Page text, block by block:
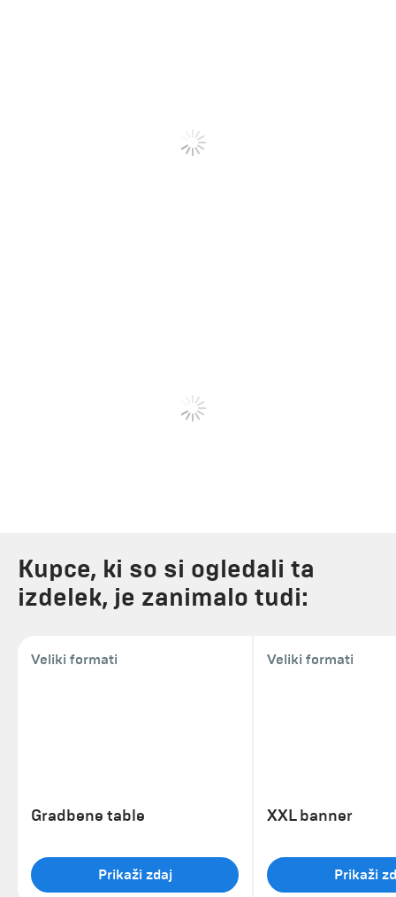
Kupce, ki so si ogledali ta
izdelek, je zanimalo tudi:
Veliki formati
Gradbene table
Prikaži zdaj
Veliki formati
XXL banner
Prikaži